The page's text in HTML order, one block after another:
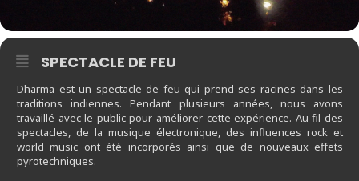
SPECTACLE DE FEU
Dharma est un spectacle de feu qui prend ses racines dans les
traditions indiennes. Pendant plusieurs années, nous avons
travaillé avec le public pour améliorer cette expérience. Au fil des
spectacles, de la musique électronique, des influences rock et
world music ont été incorporés ainsi que de nouveaux effets
pyrotechniques.